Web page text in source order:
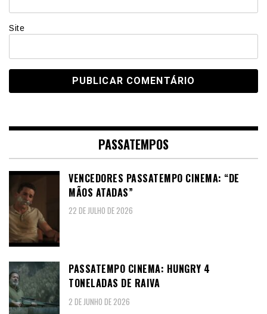
Site
PASSATEMPOS
VENCEDORES PASSATEMPO CINEMA: “DE
MÃOS ATADAS”
22 DE JULHO DE 2026
PASSATEMPO CINEMA: HUNGRY 4
TONELADAS DE RAIVA
2 DE JUNHO DE 2026